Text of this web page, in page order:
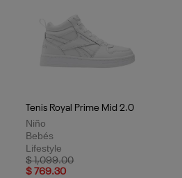
Tenis Royal Prime Mid 2.0
Niño
Bebés
Lifestyle
Price reduced from
$ 1,099.00to
$ 769.30